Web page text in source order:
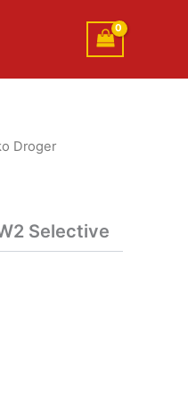
Droger
Selective